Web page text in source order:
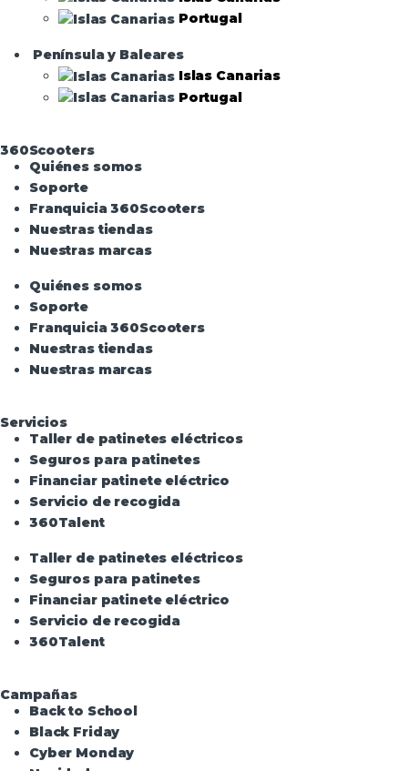
Portugal
Península y Baleares
Islas Canarias
Portugal
360Scooters
Quiénes somos
Soporte
Franquicia 360Scooters
Nuestras tiendas
Nuestras marcas
Quiénes somos
Soporte
Franquicia 360Scooters
Nuestras tiendas
Nuestras marcas
Servicios
Taller de patinetes eléctricos
Seguros para patinetes
Financiar patinete eléctrico
Servicio de recogida
360Talent
Taller de patinetes eléctricos
Seguros para patinetes
Financiar patinete eléctrico
Servicio de recogida
360Talent
Campañas
Back to School
Black Friday
Cyber Monday